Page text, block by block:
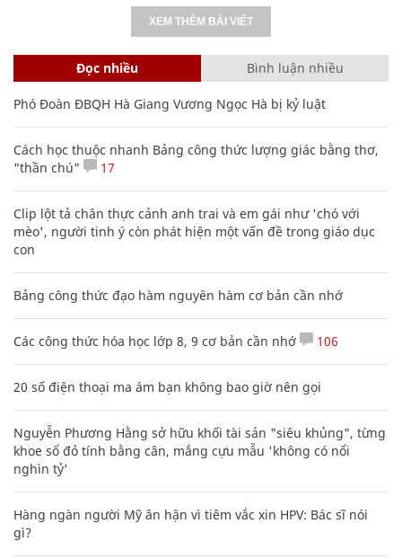
XEM THÊM BÀI VIẾT
Đọc nhiều Bình luận nhiều
Phó Đoàn ĐBQH Hà Giang Vương Ngọc Hà bị kỷ luật
Cách học thuộc nhanh Bảng công thức lượng giác bằng thơ,
"thần chú"
17
Clip lột tả chân thực cảnh anh trai và em gái như 'chó với
mèo', người tinh ý còn phát hiện một vấn đề trong giáo dục
con
Bảng công thức đạo hàm nguyên hàm cơ bản cần nhớ
Các công thức hóa học lớp 8, 9 cơ bản cần nhớ 106
20 số điện thoại ma ám bạn không bao giờ nên gọi
Nguyễn Phương Hằng sở hữu khối tài sản "siêu khủng", từng
khoe sổ đỏ tính bằng cân, mắng cựu mẫu 'không có nổi
nghìn tỷ'
Hàng ngàn người Mỹ ân hận vì tiêm vắc xin HPV: Bác sĩ nói
gì?